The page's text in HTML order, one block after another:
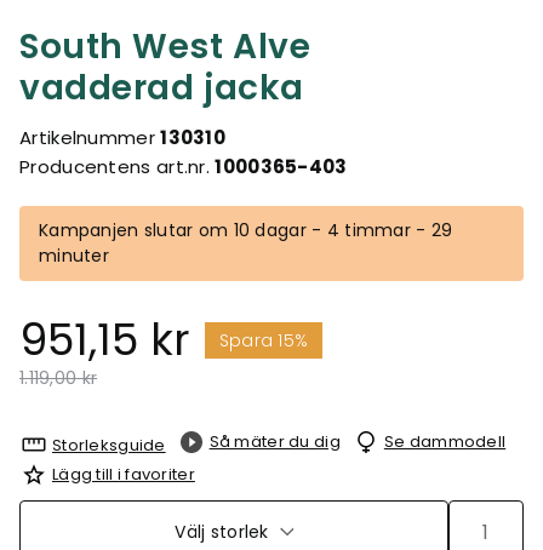
South West Alve
vadderad jacka
Artikelnummer130310
Producentens art.nr.1000365-403
Kampanjen slutar om 10 dagar - 4 timmar - 29
minuter
951,15 kr
Spara 15%
Pris nedsatt från
1.119,00 krtill
Storleksguide Så mäter du dig
Se dammodell
Lägg till i favoriter
Välj storlek